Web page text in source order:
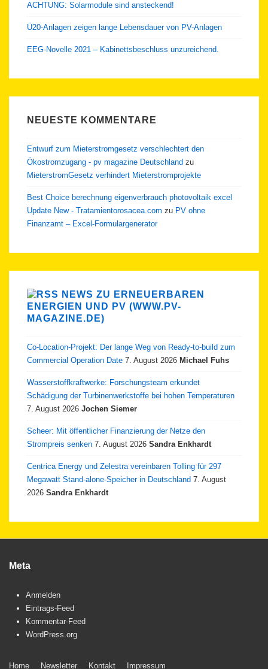
ACHTUNG: Solarmodule sind ansteckend!
Ü20-Anlagen zeigen lange Lebensdauer von PV-Anlagen
EEG-Novelle 2021 – Kabinettsbeschluss unzureichend.
NEUESTE KOMMENTARE
Entwurf zum Mieterstromgesetz verschlechtert den
Ökostromzugang - pv magazine Deutschland zu
MieterstromGesetz verhindert Mieterstromprojekte
Best Choice berechnung eigenverbrauch photovoltaik excel
Update New - Tratamientorosacea.com zu PV ohne
Finanzamt – Excel-Formulargenerator
NEWS ZU ERNEUERBAREN
ENERGIEN UND PV (WWW.PV-
MAGAZINE.DE)
Co-Location-Projekt: Der lange Weg von Ready-to-build zum
Commercial Operation Date 7. August 2026 Michael Fuhs
Wasserstoffkraftwerke: Forschungsteam erkundet
Schädigung der Turbinenwerkstoffe bei hohen Temperaturen
7. August 2026 Jochen Siemer
Scheer: Mit öffentlicher Finanzierung der Netze den
Strompreis senken 7. August 2026 Sandra Enkhardt
Centrica Energy und Zelestra vereinbaren Tolling für 297
Megawatt Stand-alone-Speicher in Deutschland 7. August
2026 Sandra Enkhardt
Meta
Anmelden
Eintrags-Feed
Kommentar-Feed
WordPress.org
Home Newsletter Kontakt Impressum